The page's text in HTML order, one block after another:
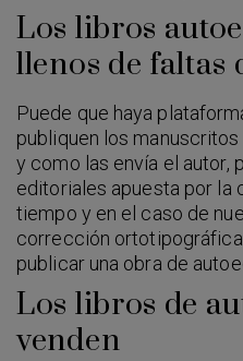
Los libros
llenos de faltas
Puede que haya
publiquen los
y como las envía el autor,
editoriales apuesta por la
tiempo y en el caso de
corrección
publicar una obra de
Los libros de
venden